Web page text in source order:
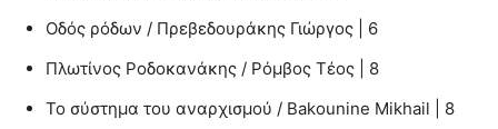
Οδός ρόδων / Πρεβεδουράκης Γιώργος | 6
Πλωτίνος Ροδοκανάκης / Ρόμβος Τέος | 8
Το σύστημα του αναρχισμού / Bakounine Mikhail | 8